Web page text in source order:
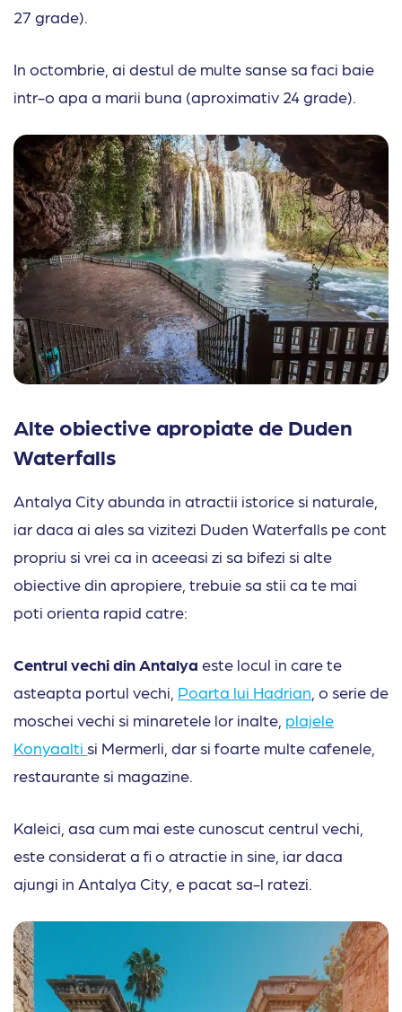
27 grade).
In octombrie, ai destul de multe sanse sa faci baie
intr-o apa a marii buna (aproximativ 24 grade).
Alte obiective apropiate de Duden
Waterfalls
Antalya City abunda in atractii istorice si naturale,
iar daca ai ales sa vizitezi Duden Waterfalls pe cont
propriu si vrei ca in aceeasi zi sa bifezi si alte
obiective din apropiere, trebuie sa stii ca te mai
poti orienta rapid catre:
Centrul vechi din Antalya este locul in care te
asteapta portul vechi, Poarta lui Hadrian , o serie de
moschei vechi si minaretele lor inalte, plajele
Konyaalti si Mermerli, dar si foarte multe cafenele,
restaurante si magazine.
Kaleici, asa cum mai este cunoscut centrul vechi,
este considerat a fi o atractie in sine, iar daca
ajungi in Antalya City, e pacat sa-l ratezi.